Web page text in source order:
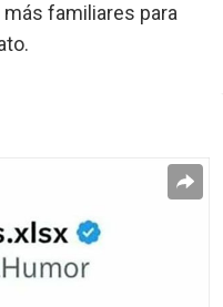
familiares para